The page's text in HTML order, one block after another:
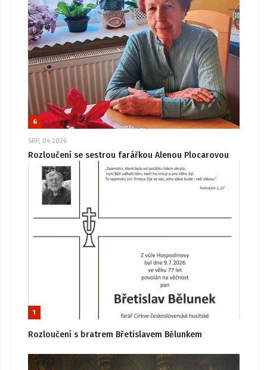
6
SRP, 04 2026
Rozloučení se sestrou farářkou Alenou Plocarovou
1
Rozloučení s bratrem Břetislavem Bělunkem